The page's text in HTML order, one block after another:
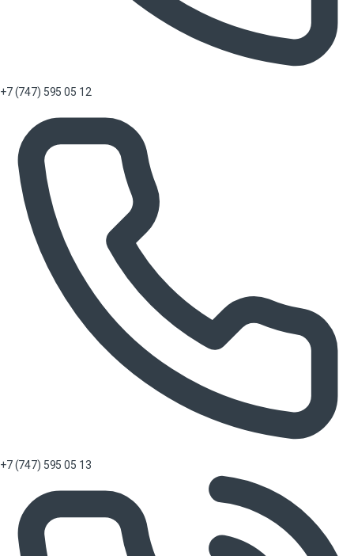
+7 (747) 595 05 12
+7 (747) 595 05 13